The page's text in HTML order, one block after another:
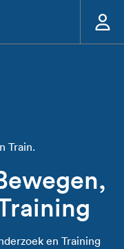
Train.
en Training